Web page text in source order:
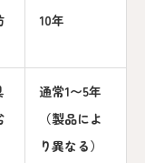
10年
通常1〜5年
（製品によ
り異なる）